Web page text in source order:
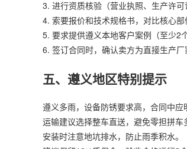
3. 进行资质核验（营业执照、生产许可
4. 索要报价和技术规格书，对比核心部
5. 要求提供遵义本地客户案例（至少2
6. 签订合同时，确认卖方为直接生产
五、遵义地区特别提示
遵义多雨，设备防锈要求高，合同中应
运输建议选择整车直送，避免零担拼车
安装时注意地坑排水，防止雨季积水。